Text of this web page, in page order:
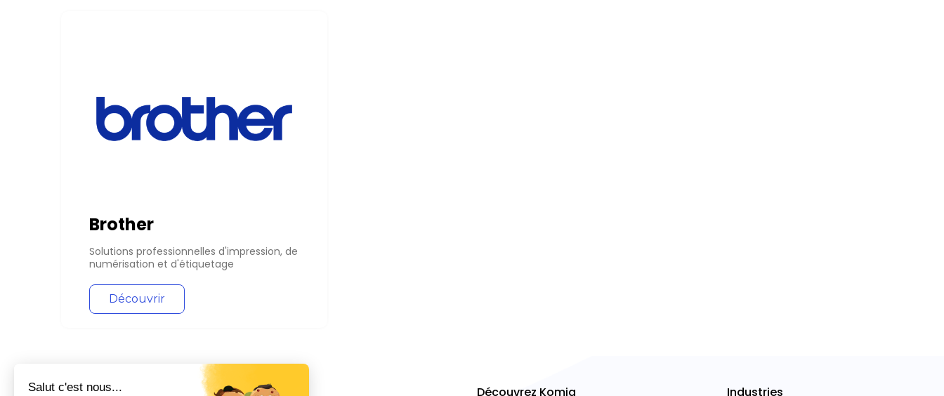
Brother
Solutions professionnelles d'impression, de
numérisation et d'étiquetage
Découvrir
Découvrez Komia Industries